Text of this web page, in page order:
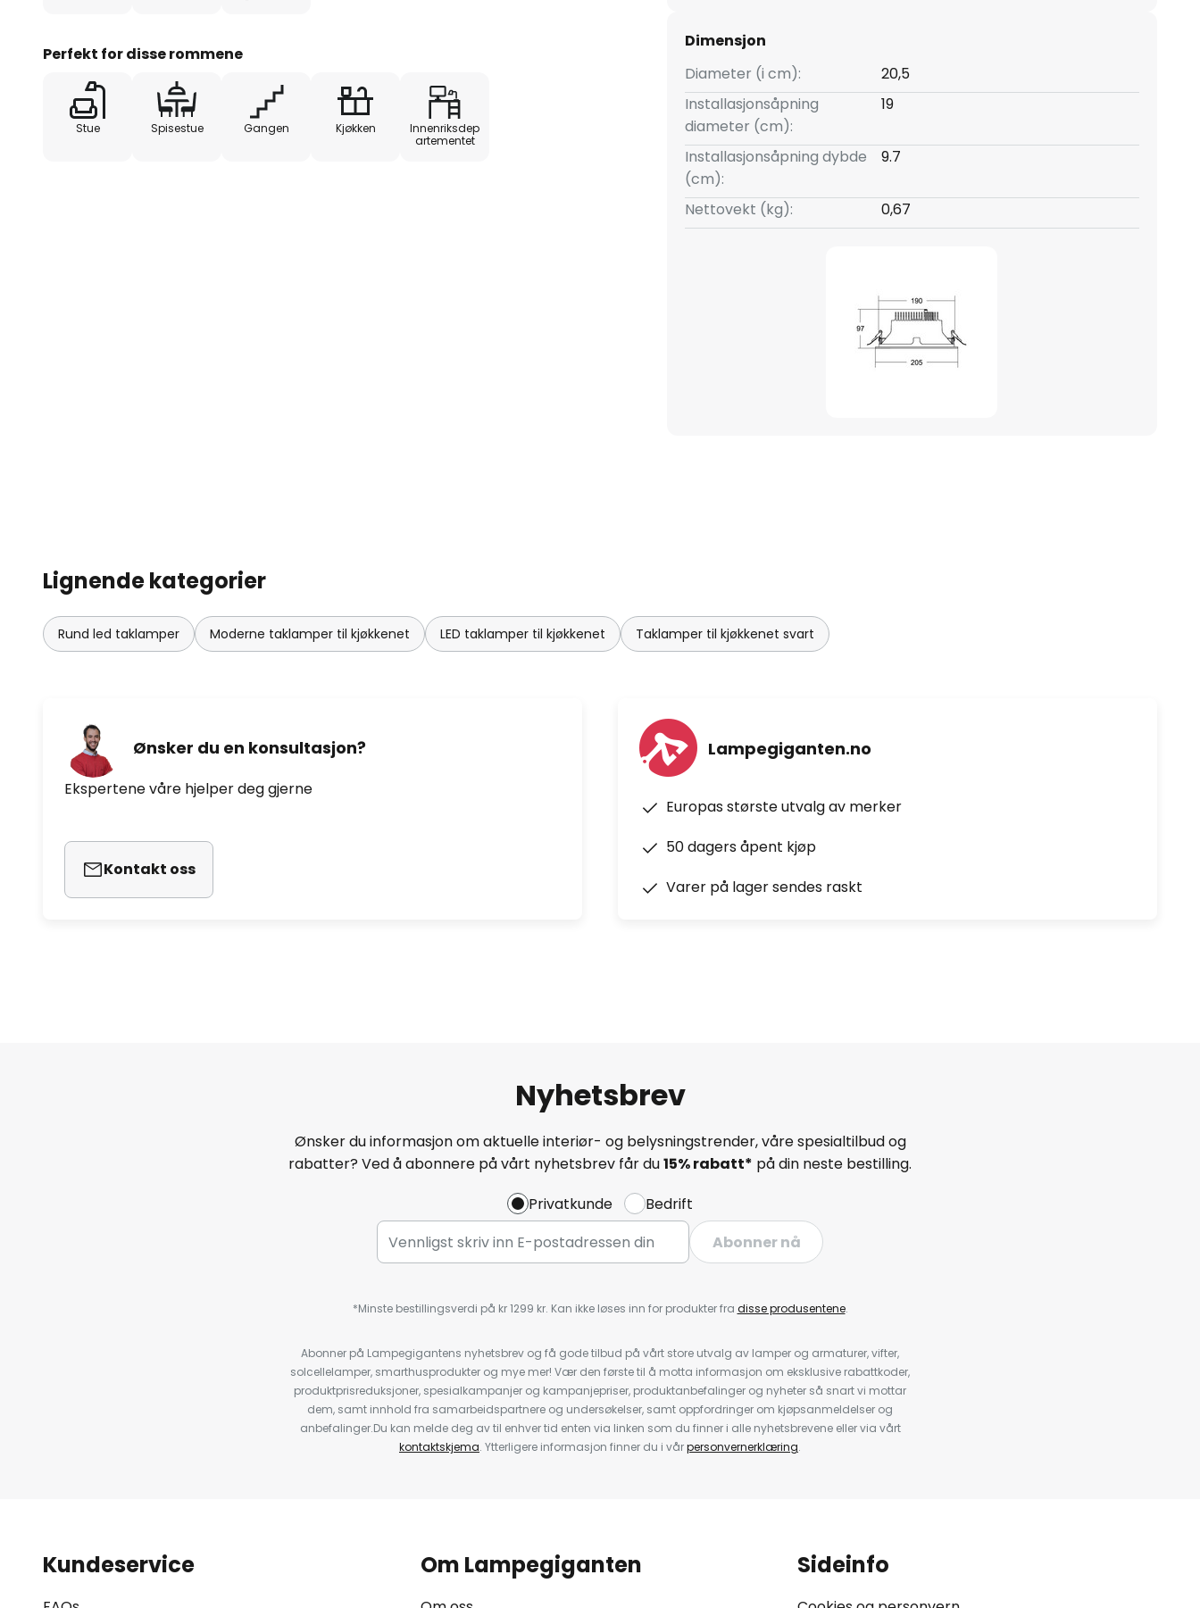
Perfekt for disse rommene
Stue Spisestue Gangen Kjøkken
Innenriksdep
artementet
Dimensjon
Diameter (i cm):
20,5
Installasjonsåpning
diameter (cm):
19
Installasjonsåpning dybde
(cm):
9.7
Nettovekt (kg): 0,67
Lignende kategorier
Rund led taklamper Moderne taklamper til kjøkkenet LED taklamper til kjøkkenet Taklamper til kjøkkenet svart
Ønsker du en konsultasjon?
Ekspertene våre hjelper deg gjerne
Kontakt oss
Lampegiganten.no
Europas største utvalg av merker
50 dagers åpent kjøp
Varer på lager sendes raskt
Nyhetsbrev
Ønsker du informasjon om aktuelle interiør- og belysningstrender, våre spesialtilbud og
rabatter? Ved å abonnere på vårt nyhetsbrev får du15% rabatt* på din neste bestilling.
Privatkunde
Bedrift
Abonner nå
*Minste bestillingsverdi på kr 1299 kr. Kan ikke løses inn for produkter fra disse produsentene.
Abonner på Lampegigantens nyhetsbrev og få gode tilbud på vårt store utvalg av lamper og armaturer, vifter,
solcellelamper, smarthusprodukter og mye mer! Vær den første til å motta informasjon om eksklusive rabattkoder,
produktprisreduksjoner, spesialkampanjer og kampanjepriser, produktanbefalinger og nyheter så snart vi mottar
dem, samt innhold fra samarbeidspartnere og undersøkelser, samt oppfordringer om kjøpsanmeldelser og
anbefalinger.Du kan melde deg av til enhver tid enten via linken som du finner i alle nyhetsbrevene eller via vårt
kontaktskjema. Ytterligere informasjon finner du i vårpersonvernerklæring.
Kundeservice Om Lampegiganten Sideinfo